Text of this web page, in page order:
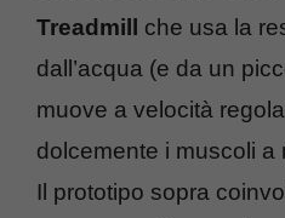
Treadmill che usa la
dall’acqua (e da un
muove a velocità
dolcemente i muscoli a
Il prototipo sopra